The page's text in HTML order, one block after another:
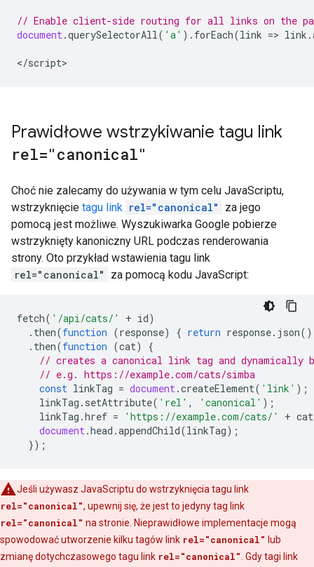
// Enable client-side routing for all links on the
document.querySelectorAll( 'a' ). forEach(link => link .
</script>
Prawidłowe wstrzykiwanie tagu link
rel="canonical"
Choć nie zalecamy do używania w tym celu JavaScriptu,
wstrzyknięcie tagu link rel="canonical"
za jego
pomocą jest możliwe. Wyszukiwarka Google pobierze
wstrzyknięty kanoniczny URL podczas renderowania
strony. Oto przykład wstawienia tagu link
rel="canonical"
za pomocą kodu JavaScript:
fetch( '/api/cats/' + id)
. then(function (response) { return response. json
. then(function (cat)
{
// creates a canonical link tag and dynamically
// e.g. https://example.com/cats/simba
const linkTag = document.createElement( 'link' );
linkTag . setAttribute( 'rel' , 'canonical' );
linkTag .href = 'https://example.com/cats/' + cat
document.head .appendChild(linkTag);
});
Jeśli używasz JavaScriptu do wstrzyknięcia tagu link
rel="canonical", upewnij się, że jest to jedyny tag link
rel="canonical" na stronie. Nieprawidłowe implementacje mogą
spowodować utworzenie kilku tagów link rel="canonical" lub
zmianę dotychczasowego tagu link rel="canonical" . Gdy tagi link